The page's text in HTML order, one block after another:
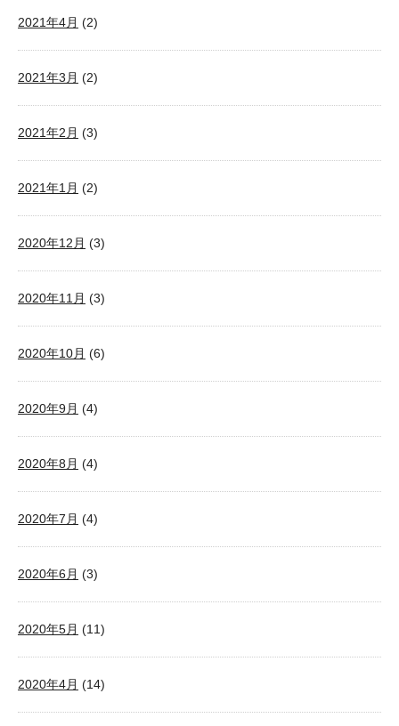
2021年4月 (2)
2021年3月 (2)
2021年2月 (3)
2021年1月 (2)
2020年12月 (3)
2020年11月 (3)
2020年10月 (6)
2020年9月 (4)
2020年8月 (4)
2020年7月 (4)
2020年6月 (3)
2020年5月 (11)
2020年4月 (14)